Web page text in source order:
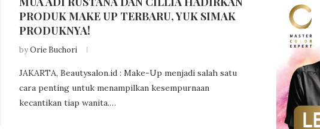
PRODUK MAKE UP TERBARU, YUK SIMAK
PRODUKNYA!
byOrie Buchori
JAKARTA, Beautysalon.id : Make-Up menjadi salah satu
cara penting untuk menampilkan kesempurnaan
kecantikan tiap wanita.…